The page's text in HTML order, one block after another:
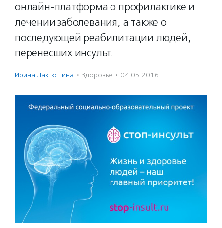
онлайн-платформа о профилактике и
лечении заболевания, а также о
последующей реабилитации людей,
перенесших инсульт.
Ирина Лактюшина · Здоровье · 04.05.2016